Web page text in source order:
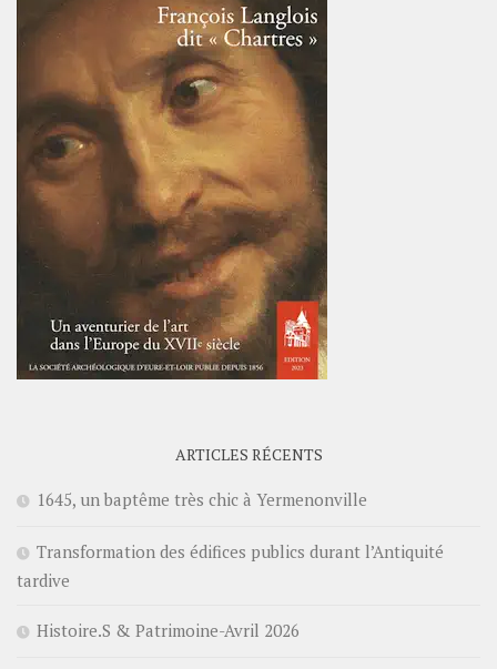
ARTICLES RÉCENTS
1645, un baptême très chic à Yermenonville
Transformation des édifices publics durant l’Antiquité
tardive
Histoire.S & Patrimoine-Avril 2026